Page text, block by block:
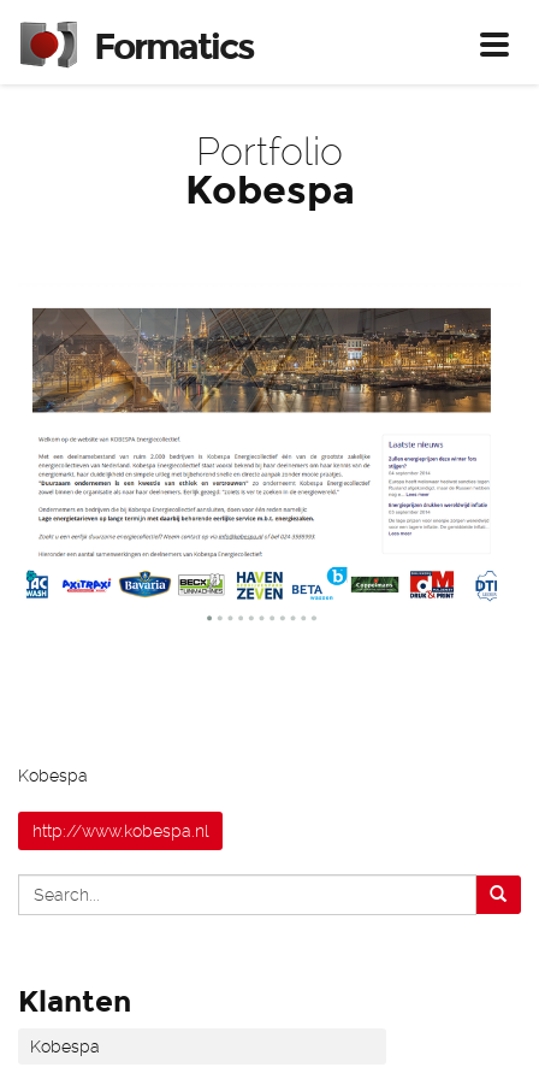
Formatics
Portfolio
Kobespa
Kobespa
http://www.kobespa.nl
Klanten
Kobespa